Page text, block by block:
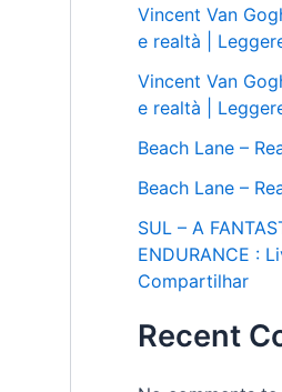
Vincent Van
e realtà |
Vincent Van
e realtà |
Beach Lane –
Beach Lane –
SUL – A
ENDURANCE :
Compartilhar
Recent